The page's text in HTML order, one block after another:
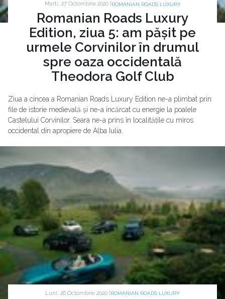
Marti, 27 Octombrie 2020 | ROMANIAN ROADS LUXURY
Romanian Roads Luxury
Edition, ziua 5: am pășit pe
urmele Corvinilor în drumul
spre oaza occidentală
Theodora Golf Club
Ziua a cincea a Romanian Roads Luxury Edition ne-a plimbat prin
file de istorie medievală și ne-a încărcat cu energie la poalele
Castelului Corvinilor. Seara ne-a prins în localitățile cu miros
occidental din apropiere de Alba Iulia.
Luni, 26 Octombrie 2020 | ROMANIAN ROADS LUXURY